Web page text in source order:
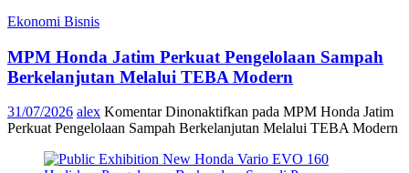
Ekonomi Bisnis
MPM Honda Jatim Perkuat Pengelolaan Sampah
Berkelanjutan Melalui TEBA Modern
31/07/2026 alex Komentar Dinonaktifkan pada MPM Honda Jatim
Perkuat Pengelolaan Sampah Berkelanjutan Melalui TEBA Modern